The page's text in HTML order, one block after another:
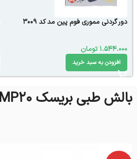
دور گردنی مموری فوم پین مد کد 3009
1.544.000تومان
افزودن به سبد خرید
بالش طبی بریسک MP20